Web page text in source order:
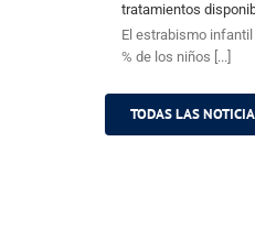
tratamientos
El estrabismo
% de los niños [...]
TODAS LAS